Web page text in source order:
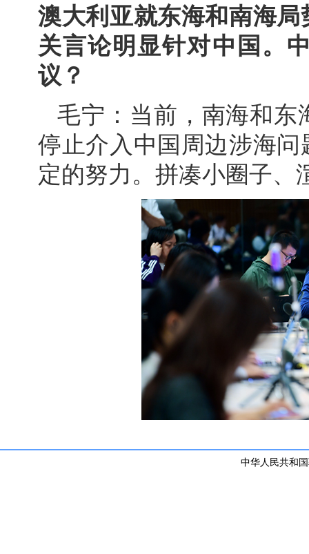
澳大利亚就东海和南海
关言论明显针对中国。
议？
毛宁：当前，南海和东
停止介入中国周边涉海
定的努力。拼凑小圈子、
中华人民共和